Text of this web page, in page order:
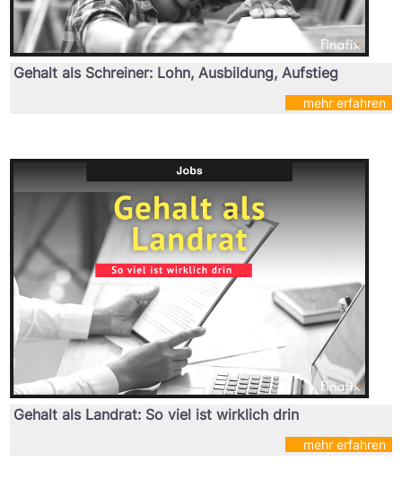
Gehalt als Schreiner: Lohn, Ausbildung, Aufstieg
mehr erfahren
Gehalt als Landrat: So viel ist wirklich drin
mehr erfahren